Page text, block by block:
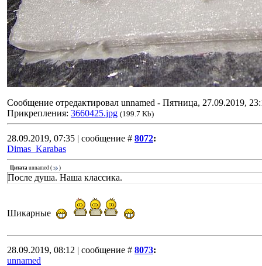
Сообщение отредактировал unnamed - Пятница, 27.09.2019,
Прикрепления: 3660425.jpg (199.7 Kb)
28.09.2019, 07:35 | сообщение # 8072:
Dimas_Karabas
Цитата unnamed ( )
После душа. Наша классика.
Шикарные
28.09.2019, 08:12 | сообщение # 8073:
unnamed